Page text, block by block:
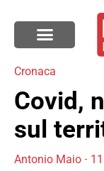
Cronaca
Covid,
sul
Antonio Maio